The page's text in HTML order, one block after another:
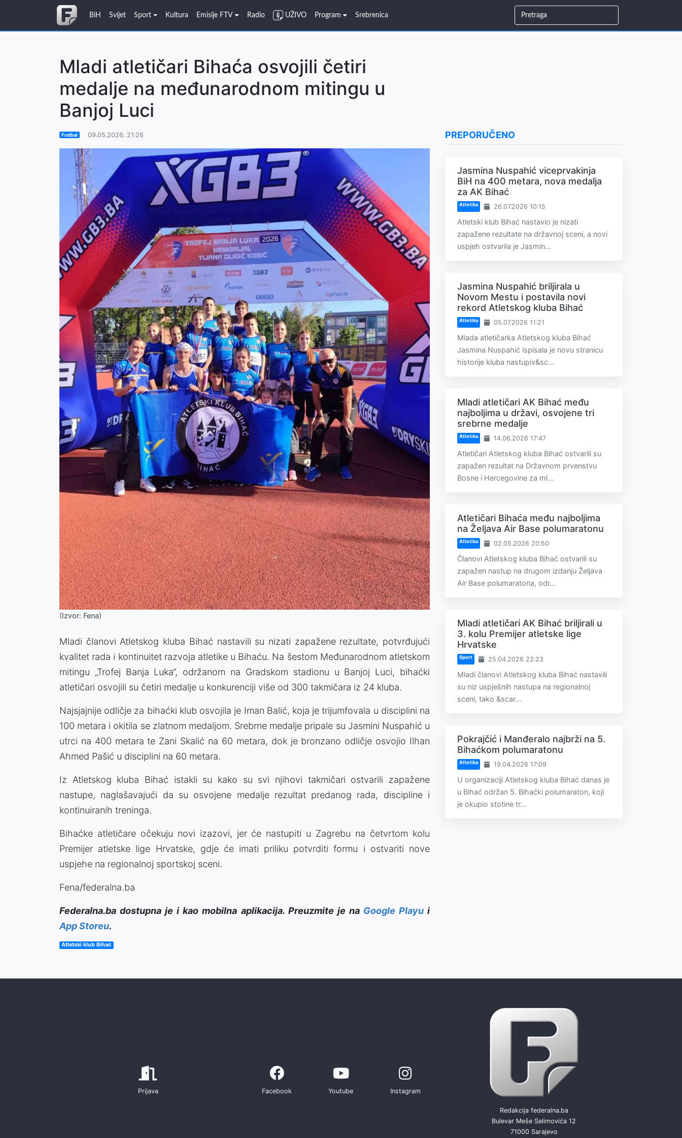
BiH Svijet Sport Kultura Emisije FTV Radio UŽIVO Program Srebrenica
Mladi atletičari Bihaća osvojili četiri
medalje na međunarodnom mitingu u
Banjoj Luci
Fudbal 09.05.2026. 21:26
(Izvor: Fena)
Mladi članovi Atletskog kluba Bihać nastavili su nizati zapažene rezultate, potvrđujući
kvalitet rada i kontinuitet razvoja atletike u Bihaću. Na šestom Međunarodnom atletskom
mitingu „Trofej Banja Luka“, održanom na Gradskom stadionu u Banjoj Luci, bihaćki
atletičari osvojili su četiri medalje u konkurenciji više od 300 takmičara iz 24 kluba.
Najsjajnije odličje za bihaćki klub osvojila je Iman Balić, koja je trijumfovala u disciplini na
100 metara i okitila se zlatnom medaljom. Srebrne medalje pripale su Jasmini Nuspahić u
utrci na 400 metara te Zani Skalić na 60 metara, dok je bronzano odličje osvojio Ilhan
Ahmed Pašić u disciplini na 60 metara.
Iz Atletskog kluba Bihać istakli su kako su svi njihovi takmičari ostvarili zapažene
nastupe, naglašavajući da su osvojene medalje rezultat predanog rada, discipline i
kontinuiranih treninga.
Bihaćke atletičare očekuju novi izazovi, jer će nastupiti u Zagrebu na četvrtom kolu
Premijer atletske lige Hrvatske, gdje će imati priliku potvrditi formu i ostvariti nove
uspjehe na regionalnoj sportskoj sceni.
Fena/federalna.ba
Federalna.ba dostupna je i kao mobilna aplikacija. Preuzmite je na Google Playui
App Storeu.
Atletski klub Bihać
PREPORUČENO
Jasmina Nuspahić viceprvakinja
BiH na 400 metara, nova medalja
za AK Bihać
Atletika 26.07.2026 10:15
Atletski klub Bihać nastavio je nizati
zapažene rezultate na državnoj sceni, a novi
uspjeh ostvarila je Jasmin...
Jasmina Nuspahić briljirala u
Novom Mestu i postavila novi
rekord Atletskog kluba Bihać
Atletika 05.07.2026 11:21
Mlada atletičarka Atletskog kluba Bihać
Jasmina Nuspahić ispisala je novu stranicu
historije kluba nastupiv&sc...
Mladi atletičari AK Bihać među
najboljima u državi, osvojene tri
srebrne medalje
Atletika 14.06.2026 17:47
Atletičari Atletskog kluba Bihać ostvarili su
zapažen rezultat na Državnom prvenstvu
Bosne i Hercegovine za ml...
Atletičari Bihaća među najboljima
na Željava Air Base polumaratonu
Atletika 02.05.2026 20:50
Članovi Atletskog kluba Bihać ostvarili su
zapažen nastup na drugom izdanju Željava
Air Base polumaratona, odr...
Mladi atletičari AK Bihać briljirali u
3. kolu Premijer atletske lige
Hrvatske
Sport 25.04.2026 22:23
Mladi članovi Atletskog kluba Bihać nastavili
su niz uspješnih nastupa na regionalnoj
sceni, tako &scar...
Pokrajčić i Manđeralo najbrži na 5.
Bihaćkom polumaratonu
Atletika 19.04.2026 17:09
U organizaciji Atletskog kluba Bihać danas je
u Bihać održan 5. Bihaćki polumaraton, koji
je okupio stotine tr...
Prijava Facebook Youtube Instagram
Redakcija federalna.ba
Bulevar Meše Selimovića 12
71000 Sarajevo